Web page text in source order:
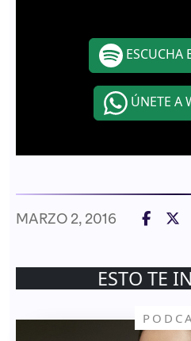
ESCUCHA
ÚNETE A
MARZO 2, 2016
ESTO TE